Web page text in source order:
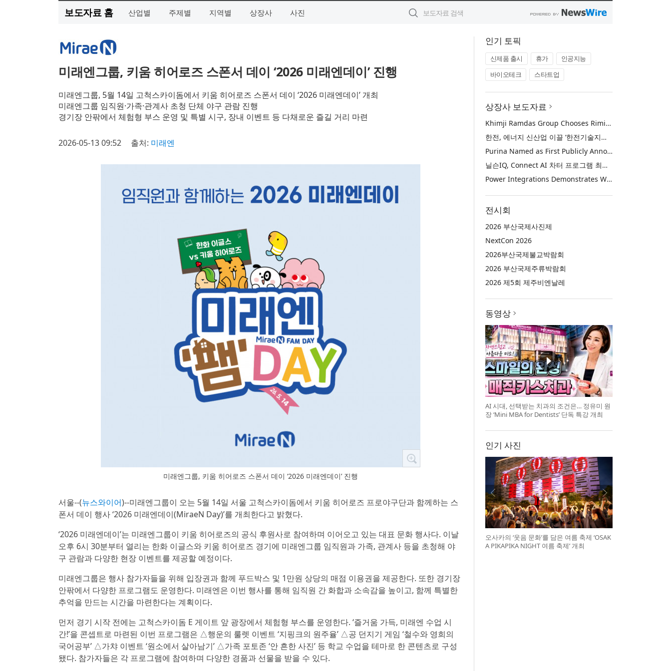
보도자료 홈 산업별 주제별 지역별 상장사 사진
미래엔그룹, 키움 히어로즈 스폰서 데이 ‘2026 미래엔데이’ 진행
미래엔그룹, 5월 14일 고척스카이돔에서 키움 히어로즈 스폰서 데이 ‘2026 미래엔데이’ 개최
미래엔그룹 임직원·가족·관계사 초청 단체 야구 관람 진행
경기장 안팎에서 체험형 부스 운영 및 특별 시구, 장내 이벤트 등 다채로운 즐길 거리 마련
2026-05-13 09:52 출처: 미래엔
미래엔그룹, 키움 히어로즈 스폰서 데이 ‘2026 미래엔데이’ 진행
서울--(뉴스와이어)--미래엔그룹이 오는 5월 14일 서울 고척스카이돔에서 키움 히어로즈 프로야구단과 함께하는 스
폰서 데이 행사 ‘2026 미래엔데이(MiraeN Day)’를 개최한다고 밝혔다.
‘2026 미래엔데이’는 미래엔그룹이 키움 히어로즈의 공식 후원사로 참여하며 이어오고 있는 대표 문화 행사다. 이날
오후 6시 30분부터 열리는 한화 이글스와 키움 히어로즈 경기에 미래엔그룹 임직원과 가족, 관계사 등을 초청해 야
구 관람과 다양한 현장 이벤트를 제공할 예정이다.
미래엔그룹은 행사 참가자들을 위해 입장권과 함께 푸드박스 및 1만원 상당의 매점 이용권을 제공한다. 또한 경기장
안팎에서 다양한 프로그램도 운영한다. 미래엔은 이번 행사를 통해 임직원 간 화합과 소속감을 높이고, 함께 특별한
추억을 만드는 시간을 마련한다는 계획이다.
먼저 경기 시작 전에는 고척스카이돔 E 게이트 앞 광장에서 체험형 부스를 운영한다. ‘즐거움 가득, 미래엔 수업 시
간!’을 콘셉트로 마련된 이번 프로그램은 △행운의 룰렛 이벤트 ‘지핑크의 원주율’ △공 던지기 게임 ‘철수와 영희의
국어공부’ △가챠 이벤트 ‘원소에서 살아남기’ △가족 포토존 ‘안 흔한 사진’ 등 학교 수업을 테마로 한 콘텐츠로 구성
됐다. 참가자들은 각 프로그램에 참여하며 다양한 경품과 선물을 받을 수 있다.
인기 토픽
신제품 출시 휴가
인공지능
바이오테크
스타트업
상장사 보도자료
Khimji Ramdas Group Chooses Rimini Street to Reduce SAP Support Costs, Protect 700+ Customizations and Reinvest Savings in Innovation
한전, 에너지 신산업 이끌 ‘한전기술지주’ 공식 출범
Purina Named as First Publicly Announced NIQ ConnectAI Charter Client
닐슨IQ, Connect AI 차터 프로그램 최초 고객사 ‘퓨리나’ 선정
Power Integrations Demonstrates World’s First 2200 V GaN Technology for Next-Era High-Voltage Power Systems
전시회
2026 부산국제사진제
NextCon 2026
2026부산국제불교박람회
2026 부산국제주류박람회
2026 제5회 제주비엔날레
동영상
AI 시대, 선택받는 치과의 조건은… 정유미 원
장 ‘Mini MBA for Dentists’ 단독 특강 개최
인기 사진
오사카의 ‘웃음 문화’를 담은 여름 축제 ‘OSAK
A PIKAPIKA NIGHT 여름 축제’ 개최